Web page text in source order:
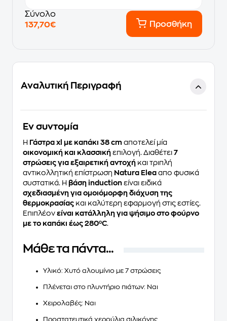
Σύνολο
137,70€
Προσθήκη
Αναλυτική Περιγραφή
Eν συντομία
Η Γάστρα xl με καπάκι 38 cm αποτελεί μία
οικονομική και κλασσική επιλογή. Διαθέτει 7
στρώσεις για εξαιρετική αντοχή και τριπλή
αντικολλητική επίστρωση Natura Elea απο φυσικά
συστατικά. Η βάση induction είναι ειδικά
σχεδιασμένη για ομοιόμορφη διάχυση της
θερμοκρασίας και καλύτερη εφαρμογή στις εστίες.
Επιπλέον είναι κατάλληλη για ψήσιμο στο φούρνο
με το καπάκι έως 280⁰C.
Μάθε τα πάντα...
Υλικό: Χυτό αλουμίνιο με 7 στρώσεις
Πλένεται στο πλυντήριο πιάτων: Ναι
Χειρολαβές: Ναι
Προστατευτικά χερούλια σιλικόνης